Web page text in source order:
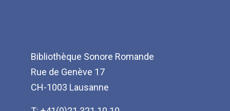
Bibliothèque Sonore Romande
Rue de Genève 17
CH-1003 Lausanne